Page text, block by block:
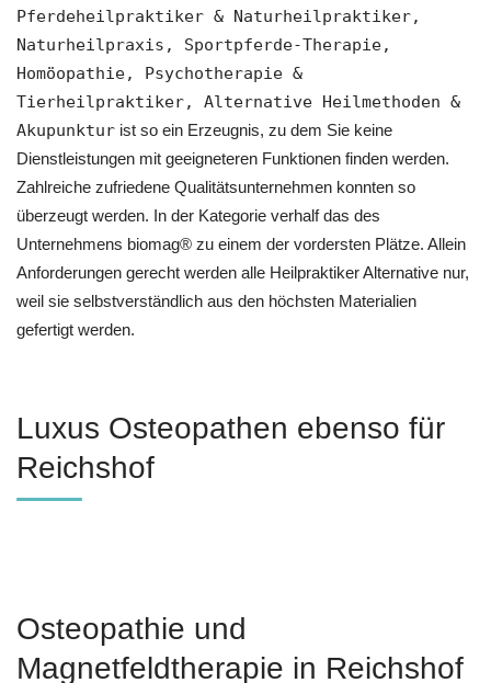
Pferdeheilpraktiker & Naturheilpraktiker,
Naturheilpraxis, Sportpferde-Therapie,
‎Homöopathie, ‎Psychotherapie &
‎Tierheilpraktiker, Alternative Heilmethoden &
Akupunktur ist so ein Erzeugnis, zu dem Sie keine
Dienstleistungen mit geeigneteren Funktionen finden werden.
Zahlreiche zufriedene Qualitätsunternehmen konnten so
überzeugt werden. In der Kategorie verhalf das des
Unternehmens biomag® zu einem der vordersten Plätze. Allein
Anforderungen gerecht werden alle Heilpraktiker Alternative nur,
weil sie selbstverständlich aus den höchsten Materialien
gefertigt werden.
Luxus Osteopathen ebenso für
Reichshof
Osteopathie und
Magnetfeldtherapie in Reichshof